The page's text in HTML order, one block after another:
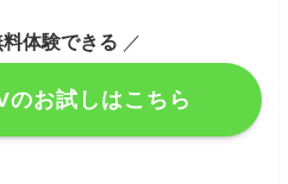
体験できる ／
のお試しはこちら